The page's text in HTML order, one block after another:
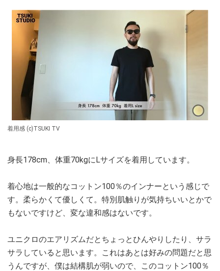
着用感 (c)TSUKI TV
身長178cm、体重70kgにLサイズを着用しています。
着心地は一般的なコットン100％のインナーという感じで
す。柔らかくて優しくて。特別肌触りが気持ちいいとかで
もないですけど、変な違和感はないです。
ユニクロのエアリズムだとちょっとひんやりしたり、サラ
サラしていると思います。これはあとは好みの問題だと思
うんですが、僕は結構肌が弱いので、このコットン100％